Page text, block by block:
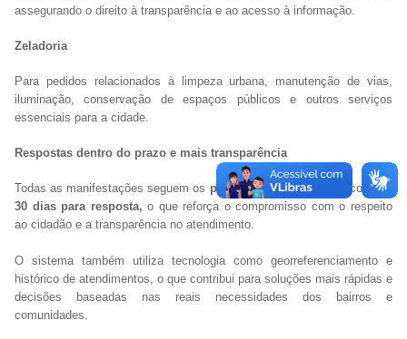
assegurando o direito à transparência e ao acesso à informação.
Zeladoria
Para pedidos relacionados à limpeza urbana, manutenção de vias,
iluminação, conservação de espaços públicos e outros serviços
essenciais para a cidade.
Respostas dentro do prazo e mais transparência
Todas as manifestações seguem os prazos definidos em lei,
com até
30 dias para resposta, o que reforça o compromisso com o respeito
ao cidadão e a transparência no atendimento.
O sistema também utiliza tecnologia como georreferenciamento e
histórico de atendimentos, o que contribui para soluções mais rápidas e
decisões baseadas nas reais necessidades dos bairros e
comunidades.